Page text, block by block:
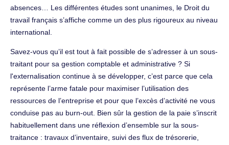
absences… Les différentes études sont unanimes, le Droit du
travail français s’affiche comme un des plus rigoureux au niveau
international.
Savez-vous qu’il est tout à fait possible de s’adresser à un sous-
traitant pour sa gestion comptable et administrative ? Si
l'externalisation continue à se développer, c’est parce que cela
représente l’arme fatale pour maximiser l’utilisation des
ressources de l’entreprise et pour que l’excès d’activité ne vous
conduise pas au burn-out. Bien sûr la gestion de la paie s’inscrit
habituellement dans une réflexion d’ensemble sur la sous-
traitance : travaux d’inventaire, suivi des flux de trésorerie,